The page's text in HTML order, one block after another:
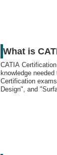
What is
CATIA
knowledge
Certification
Design", and